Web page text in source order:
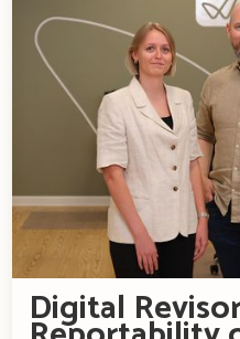
Digital